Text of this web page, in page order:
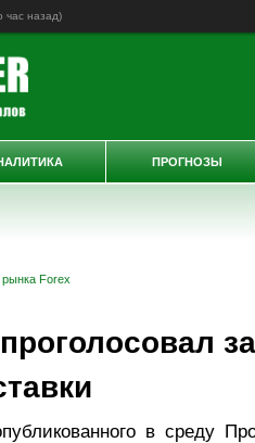
час назад)
Forex
в среду
ПРОГНОЗЫ